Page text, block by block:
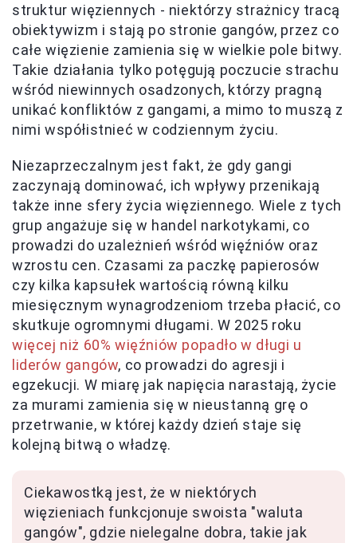
struktur więziennych - niektórzy strażnicy tracą
obiektywizm i stają po stronie gangów, przez co
całe więzienie zamienia się w wielkie pole bitwy.
Takie działania tylko potęgują poczucie strachu
wśród niewinnych osadzonych, którzy pragną
unikać konfliktów z gangami, a mimo to muszą z
nimi współistnieć w codziennym życiu.
Niezaprzeczalnym jest fakt, że gdy gangi
zaczynają dominować, ich wpływy przenikają
także inne sfery życia więziennego. Wiele z tych
grup angażuje się w handel narkotykami, co
prowadzi do uzależnień wśród więźniów oraz
wzrostu cen. Czasami za paczkę papierosów
czy kilka kapsułek wartością równą kilku
miesięcznym wynagrodzeniom trzeba płacić, co
skutkuje ogromnymi długami. W 2025 roku
więcej niż 60% więźniów popadło w długi u
liderów gangów, co prowadzi do agresji i
egzekucji. W miarę jak napięcia narastają, życie
za murami zamienia się w nieustanną grę o
przetrwanie, w której każdy dzień staje się
kolejną bitwą o władzę.
Ciekawostką jest, że w niektórych
więzieniach funkcjonuje swoista "waluta
gangów", gdzie nielegalne dobra, takie jak